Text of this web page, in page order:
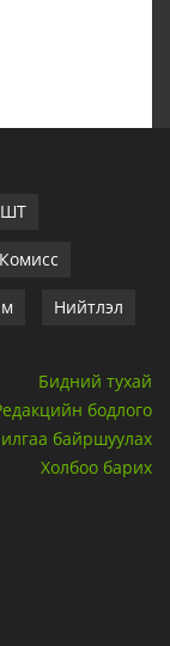
Нийтлэл
Бидний тухай
бодлого
байршуулах
Холбоо барих